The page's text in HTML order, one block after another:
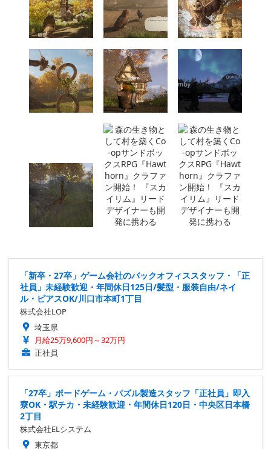
「新卒・27卒」ゲーム会社のバックオフィススタッフ・「正
社員」未経験歓迎・年間休日125日/髪型・服装自由/ネイ
ル・ピアスOK/川口市本町1丁目
株式会社LOP
埼玉県
月給25万9,600円～32万円
正社員
「27卒」ボードゲーム・パズル製造スタッフ「正社員」即入
寮OK・駅チカ・未経験歓迎・年間休日120日・中央区日本橋
2丁目
株式会社ELシステム
東京都